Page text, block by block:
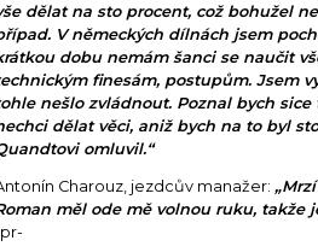
dělat na sto procent, což bohužel
V německých dílnách jsem
dobu nemám šanci se naučit
finesám, postupům. Jsem
nešlo zvládnout. Poznal bych
dělat věci, aniž bych na to byl
omluvil.“
Charouz, jezdcův manažer:
měl ode mě volnou ruku, takže